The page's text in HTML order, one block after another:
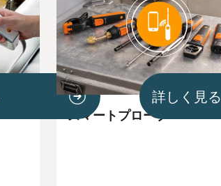
詳しく見る
スマートプローブ